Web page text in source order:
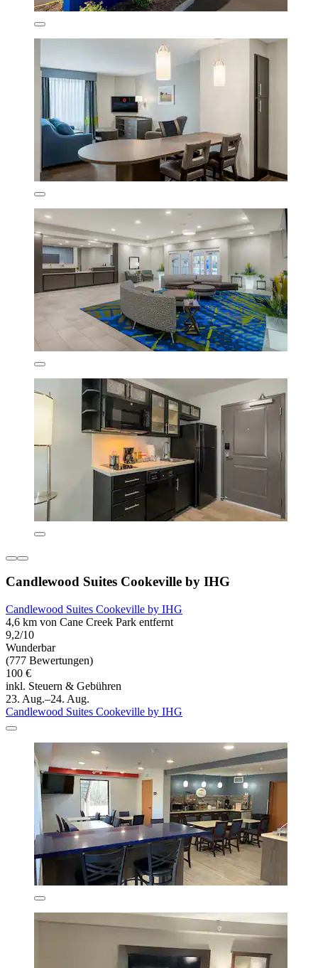
Candlewood Suites Cookeville by IHG
Candlewood Suites Cookeville by IHG
4,6 km von Cane Creek Park entfernt
9,2/10
Wunderbar
(777 Bewertungen)
100 €
inkl. Steuern & Gebühren
23. Aug.–24. Aug.
Candlewood Suites Cookeville by IHG